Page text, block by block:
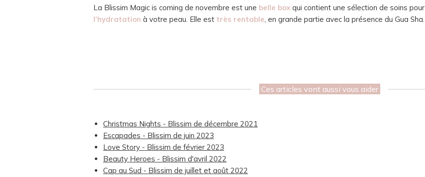
La Blissim Magic is coming de novembre est une belle box qui contient une sélection de soins pour
l’hydratation à votre peau. Elle est très rentable , en grande partie avec la présence du Gua Sha.
Ces articles vont aussi vous aider
Christmas Nights - Blissim de décembre 2021
Escapades - Blissim de juin 2023
Love Story - Blissim de février 2023
Beauty Heroes - Blissim d'avril 2022
Cap au Sud - Blissim de juillet et août 2022